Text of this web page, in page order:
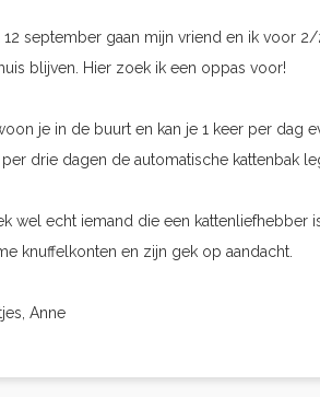
12 september gaan mijn vriend en ik voor
blijven. Hier zoek ik een oppas voor!
je in de buurt en kan je 1 keer per dag
per drie dagen de automatische kattenbak
wel echt iemand die een
knuffelkonten en zijn gek op aandacht.
Anne